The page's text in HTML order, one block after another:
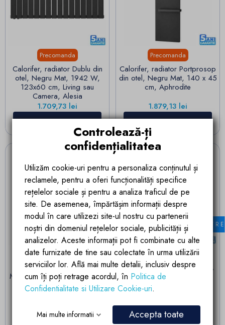
Precomanda
Calorifer, radiator Dublu din
otel, Negru Mat, 1942 W,
123x60 cm, Living sau
Camera, Alesia
Pret
1.709,73 lei
Precomanda
Calorifer, radiator Portprosop
din otel, Negru Mat, 140 x 45
cm, Aphrodite
Pret
1.879,13 lei
Precomanda
Calorifer Decorativ Negru
Mat, 120x50 cm, 506 W, 12
elementi, otel, baie sau
camera, Emre
Precomanda
Calorifer, Crem, 180x42 cm,
687 W, 6 elementi, otel,
design modern, Enes
Pret
1.373,35 lei
ADAUGA IN COS
Controlează-ți
confidențialitatea
Utilizăm cookie-uri pentru a personaliza conținutul și
reclamele, pentru a oferi funcționalități specifice
rețelelor sociale și pentru a analiza traficul de pe
site. De asemenea, împărtășim informații despre
modul în care utilizezi site-ul nostru cu partenerii
noștri din domeniul rețelelor sociale, publicității și
analizelor. Aceste informații pot fi combinate cu alte
date furnizate de tine sau colectate în urma utilizării
serviciilor lor. Află mai multe detalii, inclusiv despre
cum îți poți retrage acordul, în Politica de
Confidentialitate si Utilizare Cookie-uri.
Mai multe informatii Accepta toate
FILTRE